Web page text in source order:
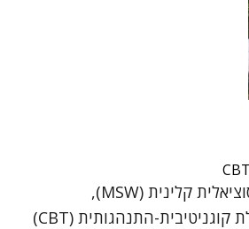
שמי ורוניקה, עובדת סוציאלית קלינית (MSW),
פסיכותרפיסטית ומטפלת קוגניטיבית-התנהגותית (CBT)